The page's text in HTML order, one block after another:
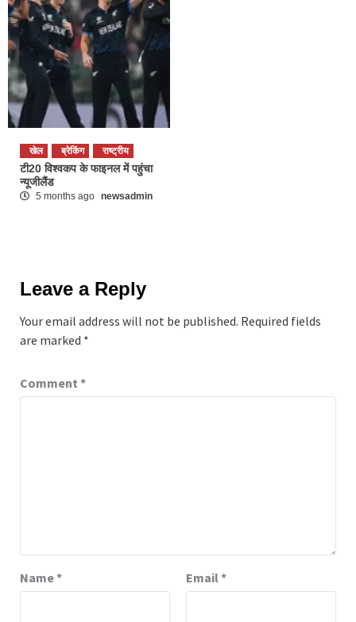
खेल ब्रेकिंग राष्ट्रीय
टी20 विश्वकप के फाइनल में पहुंचा
न्यूजीलैंड
5 months ago newsadmin
Leave a Reply
Your email address will not be published. Required fields
are marked *
Comment *
Name* Email*